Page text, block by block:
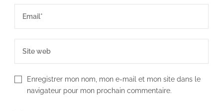
Enregistrer mon nom, mon e-mail et mon site dans le
navigateur pour mon prochain commentaire.